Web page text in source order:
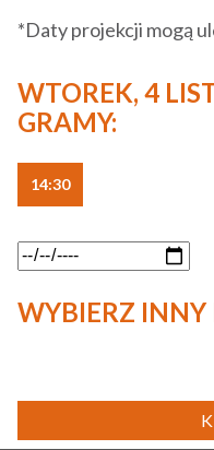
*Daty projekcji mogą
WTOREK, 4
GRAMY:
14:30
WYBIERZ INNY